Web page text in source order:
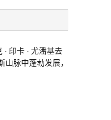
印卡 · 尤潘基去
脉中蓬勃发展，